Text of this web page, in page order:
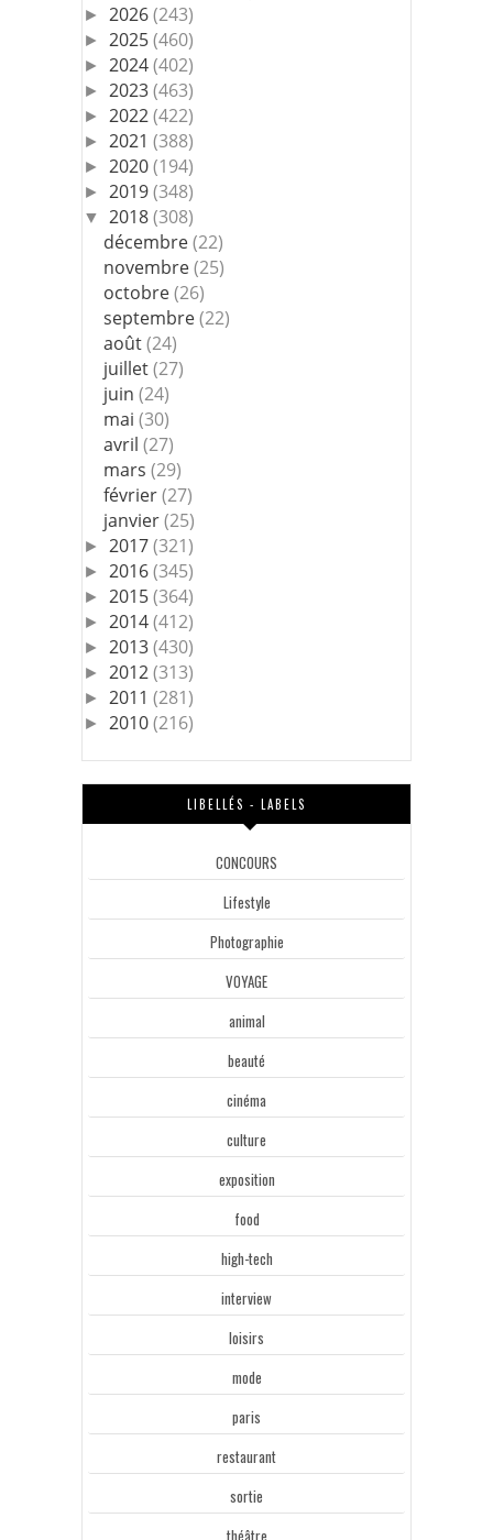
► 2026(243)
► 2025(460)
► 2024(402)
► 2023(463)
► 2022(422)
► 2021 (388)
► 2020(194)
► 2019(348)
▼ 2018(308)
décembre(22)
novembre(25)
octobre(26)
septembre(22)
août(24)
juillet(27)
juin(24)
mai(30)
avril(27)
mars(29)
février(27)
janvier(25)
► 2017(321)
► 2016(345)
► 2015(364)
► 2014(412)
► 2013(430)
► 2012(313)
► 2011 (281)
► 2010(216)
LIBELLÉS - LABELS
CONCOURS
Lifestyle
Photographie
VOYAGE
animal
beauté
cinéma
culture
exposition
food
high-tech
interview
loisirs
mode
paris
restaurant
sortie
théâtre